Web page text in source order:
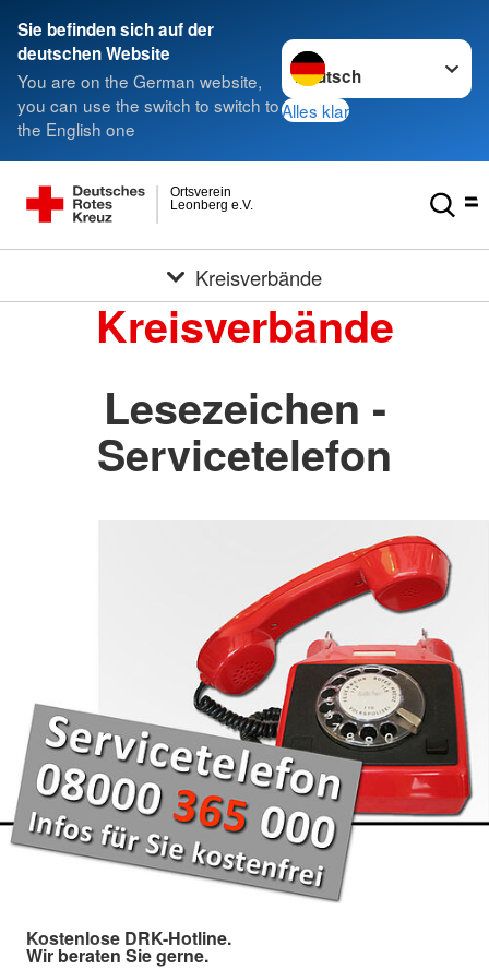
Sie befinden sich auf der
deutschen Website
You are on the German website,
you can use the switch to switch to
the English one
Sprache wechseln zu
Alles klar
Leonberg e.V.
Ortsverein
Kreisverbände
Kreisverbände
Lesezeichen -
Servicetelefon
Kostenlose DRK-Hotline.
Wir beraten Sie gerne.